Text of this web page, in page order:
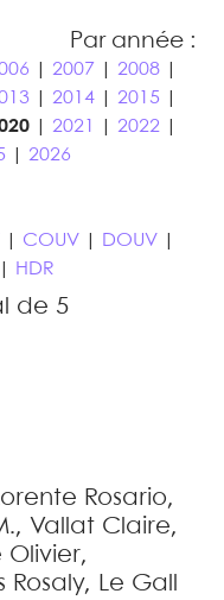
Par année :
2007 2008|
| 2014| 2015|
| 2021 2022|
| 2026
COUV DOUV
HDR
de 5
Rosario,
, Vallat Claire,
Olivier,
Rosaly, Le Gall